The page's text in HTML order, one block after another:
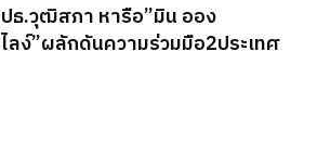
ปธ.วุฒิสภา หารือ”มิน ออง
ไลง์”ผลักดันความร่วมมือ2ประเทศ